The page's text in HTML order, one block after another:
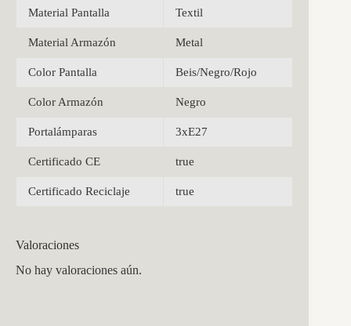
Material Pantalla Textil
Material Armazón Metal
Color Pantalla Beis/Negro/Rojo
Color Armazón Negro
Portalámparas 3xE27
Certificado CE true
Certificado Reciclaje true
Valoraciones
No hay valoraciones aún.